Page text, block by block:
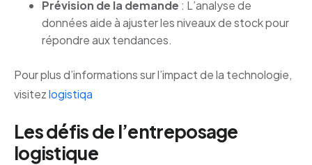
Prévision de la demande : L’analyse de
données aide à ajuster les niveaux de stock pour
répondre aux tendances.
Pour plus d’informations sur l’impact de la technologie,
visitezlogistiqa
Les défis de l’entreposage
logistique